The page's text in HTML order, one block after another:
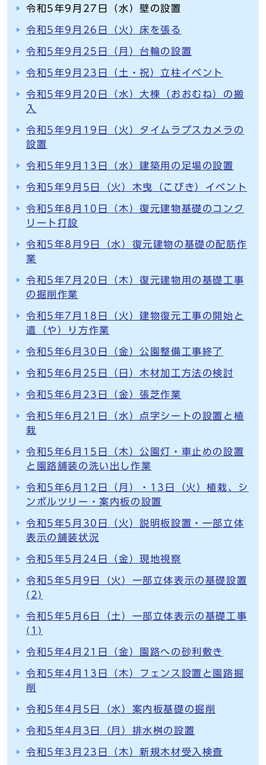
令和5年9月27日（水）壁の設置
令和5年9月26日（火）床を張る
令和5年9月25日（月）台輪の設置
令和5年9月23日（土・祝）立柱イベント
令和5年9月20日（水）大棟（おおむね）の搬
入
令和5年9月19日（火）タイムラプスカメラの
設置
令和5年9月13日（水）建築用の足場の設置
令和5年9月5日（火）木曳（こびき）イベント
令和5年8月10日（木）復元建物基礎のコンク
リート打設
令和5年8月9日（水）復元建物の基礎の配筋作
業
令和5年7月20日（木）復元建物用の基礎工事
の掘削作業
令和5年7月18日（火）建物復元工事の開始と
遣（や）り方作業
令和5年6月30日（金）公園整備工事終了
令和5年6月25日（日）木材加工方法の検討
令和5年6月23日（金）張芝作業
令和5年6月21日（水）点字シートの設置と植
栽
令和5年6月15日（木）公園灯・車止めの設置
と園路舗装の洗い出し作業
令和5年6月12日（月）・13日（火）植栽、シ
ンボルツリー・案内板の設置
令和5年5月30日（火）説明板設置・一部立体
表示の舗装状況
令和5年5月24日（金）現地視察
令和5年5月9日（火）一部立体表示の基礎設置
(2)
令和5年5月6日（土）一部立体表示の基礎工事
(1)
令和5年4月21日（金）園路への砂利敷き
令和5年4月13日（木）フェンス設置と園路掘
削
令和5年4月5日（水）案内板基礎の掘削
令和5年4月3日（月）排水桝の設置
令和5年3月23日（木）新規木材受入検査